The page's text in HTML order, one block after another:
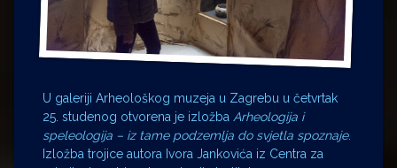
U galeriji Arheološkog muzeja u Zagrebu u četvrtak
25. studenog otvorena je izložba Arheologija i
speleologija – iz tame podzemlja do svjetla spoznaje.
Izložba trojice autora Ivora Jankovića iz Centra za